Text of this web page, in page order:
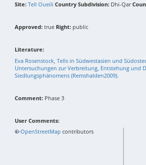
Site: Tell Oueili Country Subdivision: Dhi-Qar
Approved: true Right: public
Literature:
Eva Rosenstock, Tells in Südwestasien und
Untersuchungen zur Verbreitung, Entstehung und
Siedlungsphänomens (Remshalden2009).
Comment: Phase 3
User Comments:
+−
©OpenStreetMap contributors